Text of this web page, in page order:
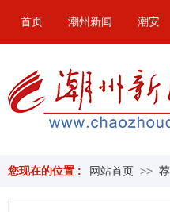
首页 潮州新闻 潮安
您现在的位置 : 网站首页 >>